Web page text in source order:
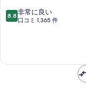
を
る
イ
ン
重
10
段
常
8.8 非常に良い
口コミ 1,365 件